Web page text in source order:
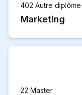
402 Autre diplôme
Marketing
22 Master